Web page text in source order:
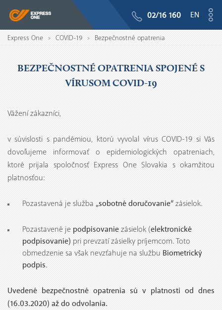
02/16 160 EN
Express One > COVID-19 > Bezpečnostné opatrenia
BEZPEČNOSTNÉ OPATRENIA SPOJENÉ S
VÍRUSOM COVID-19
Vážení zákazníci,
v súvislosti s pandémiou, ktorú vyvolal vírus COVID-19 si Vás
dovoľujeme informovať o epidemiologických opatreniach,
ktoré prijala spoločnosť Express One Slovakia s okamžitou
platnosťou:
Pozastavená je služba„sobotné doručovanie“zásielok.
Pozastavené jepodpisovaniezásielok (elektronické
podpisovanie)pri prevzatí zásielky príjemcom. Toto
obmedzenie sa však nevzťahuje na službuBiometrický
podpis.
Uvedené bezpečnostné opatrenia sú v platnosti od dnes
(16.03.2020) až do odvolania.